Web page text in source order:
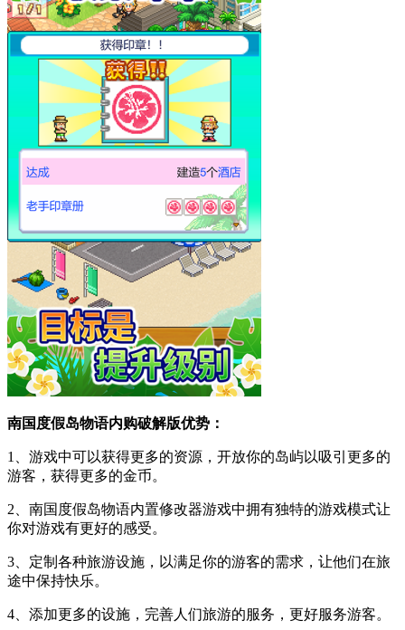
南国度假岛物语内购破解版优势：
1、游戏中可以获得更多的资源，开放你的岛屿以吸引更多的
游客，获得更多的金币。
2、南国度假岛物语内置修改器游戏中拥有独特的游戏模式让
你对游戏有更好的感受。
3、定制各种旅游设施，以满足你的游客的需求，让他们在旅
途中保持快乐。
4、添加更多的设施，完善人们旅游的服务，更好服务游客。